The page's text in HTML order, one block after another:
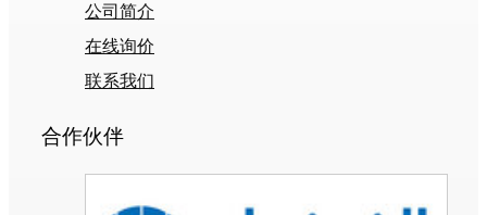
公司简介
在线询价
联系我们
合作伙伴